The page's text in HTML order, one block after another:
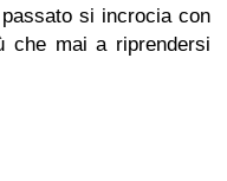
si incrocia con
che mai a riprendersi